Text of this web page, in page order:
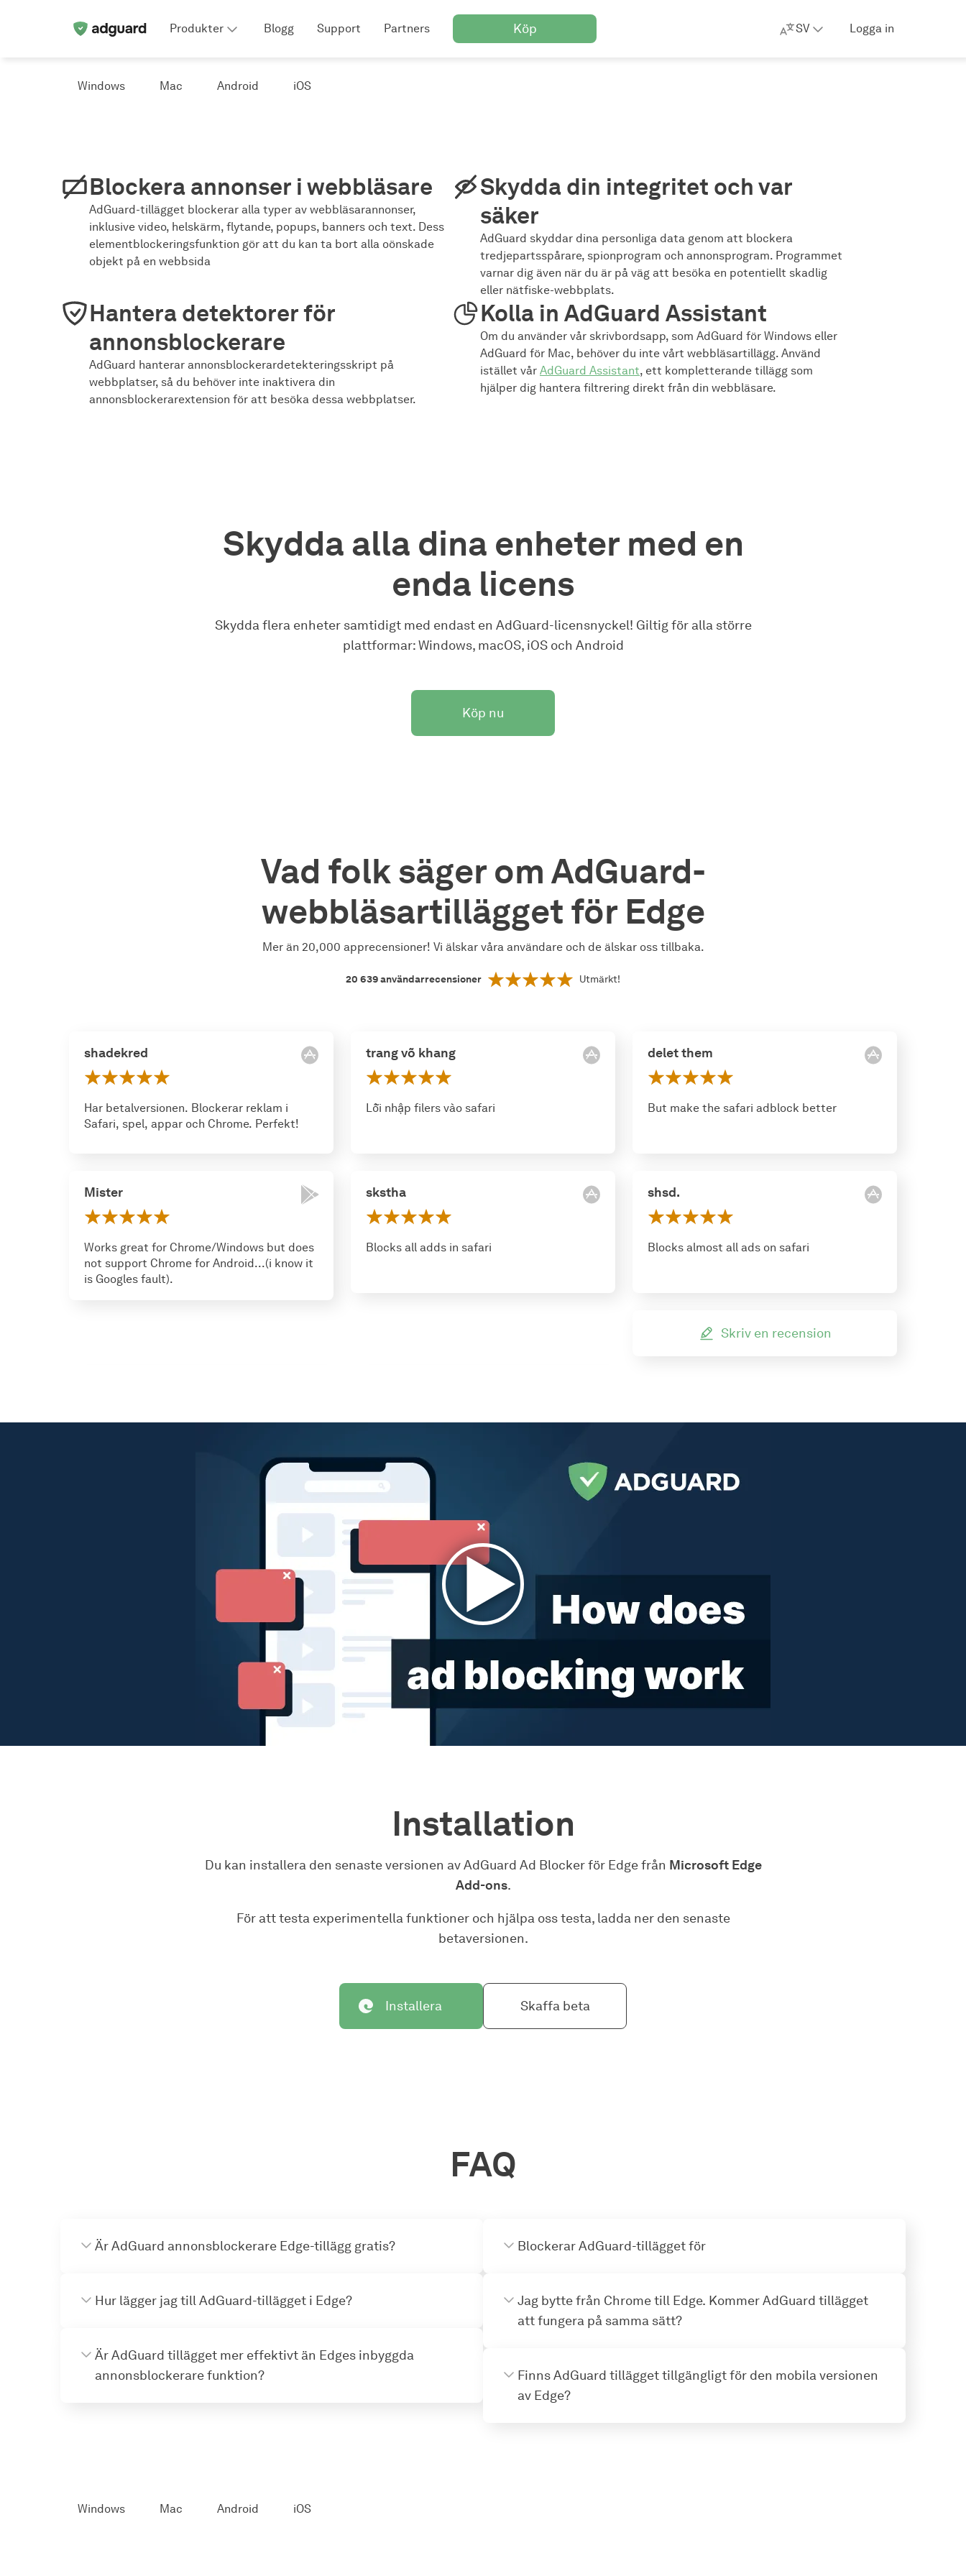
Produkter Blogg Support Partners Köp SV Logga in
Windows Mac Android iOS
Blockera annonser i webbläsare
AdGuard-tillägget blockerar alla typer av webbläsarannonser,
inklusive video, helskärm, flytande, popups, banners och text. Dess
elementblockeringsfunktion gör att du kan ta bort alla oönskade
objekt på en webbsida
Skydda din integritet och var
säker
AdGuard skyddar dina personliga data genom att blockera
tredjepartsspårare, spionprogram och annonsprogram. Programmet
varnar dig även när du är på väg att besöka en potentiellt skadlig
eller nätfiske-webbplats.
Hantera detektorer för
annonsblockerare
AdGuard hanterar annonsblockerardetekteringsskript på
webbplatser, så du behöver inte inaktivera din
annonsblockerarextension för att besöka dessa webbplatser.
Kolla in AdGuard Assistant
Om du använder vår skrivbordsapp, som AdGuard för Windows eller
AdGuard för Mac, behöver du inte vårt webbläsartillägg. Använd
istället vår AdGuard Assistant, ett kompletterande tillägg som
hjälper dig hantera filtrering direkt från din webbläsare.
Skydda alla dina enheter med en
enda licens
Skydda flera enheter samtidigt med endast en AdGuard-licensnyckel! Giltig för alla större
plattformar: Windows, macOS, iOS och Android
Köp nu
Vad folk säger om AdGuard-
webbläsartillägget för Edge
Mer än 20,000 apprecensioner! Vi älskar våra användare och de älskar oss tillbaka.
20 639användarrecensioner Utmärkt!
shadekred
Har betalversionen. Blockerar reklam i
Safari, spel, appar och Chrome. Perfekt!
Mister
Works great for Chrome/Windows but does
not support Chrome for Android...(i know it
is Googles fault).
trang võ khang
Lỗi nhập filers vào safari
skstha
Blocks all adds in safari
delet them
But make the safari adblock better
shsd.
Blocks almost all ads on safari
Skriv en recension
Installation
Du kan installera den senaste versionen av AdGuard Ad Blocker för Edge från Microsoft Edge
Add-ons.
För att testa experimentella funktioner och hjälpa oss testa, ladda ner den senaste
betaversionen.
Installera Skaffa beta
FAQ
Är AdGuard annonsblockerare Edge-tillägg gratis?
Hur lägger jag till AdGuard-tillägget i Edge?
Är AdGuard tillägget mer effektivt än Edges inbyggda
annonsblockerare funktion?
Blockerar AdGuard-tillägget för
Jag bytte från Chrome till Edge. Kommer AdGuard tillägget
att fungera på samma sätt?
Finns AdGuard tillägget tillgängligt för den mobila versionen
av Edge?
Windows Mac Android iOS